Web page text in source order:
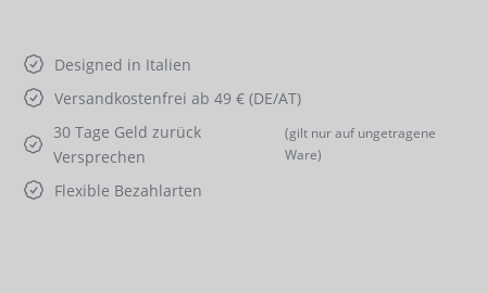
Designed in Italien
Versandkostenfrei ab 49 € (DE/AT)
30 Tage Geld zurück
Versprechen
(gilt nur auf ungetragene
Ware)
Flexible Bezahlarten